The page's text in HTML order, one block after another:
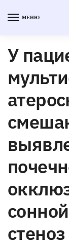
МЕНЮ
У